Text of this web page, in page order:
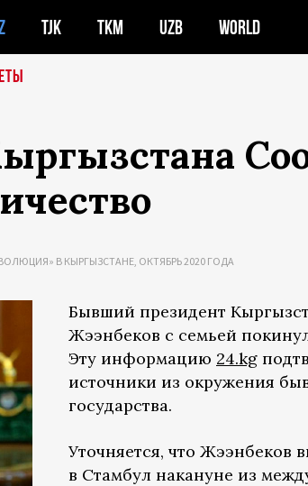
TJK TKM UZB WORLD
В КЫРГЫЗСТАНЕ, ОКТЯБРЬ 2020 ГОДА
Бывший президент
Жээнбеков с семьей
Эту информацию 24.kg
источники из окружения
государства.
Уточняется, что Жээнбеков
в Стамбул накануне из